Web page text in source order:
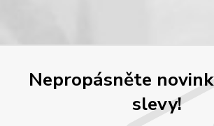
Nepropásněte
slevy!